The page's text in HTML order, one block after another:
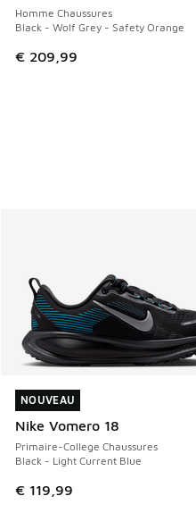
Homme Chaussures
Black - Wolf Grey - Safety Orange
€ 209,99
NOUVEAU
Nike Vomero 18
Primaire-College Chaussures
Black - Light Current Blue
€ 119,99
NOUVEAU